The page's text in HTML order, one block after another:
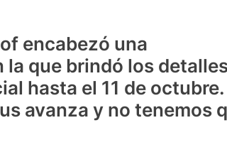
encabezó una
la que brindó los
hasta el 11 de octubre.
avanza y no tenemos